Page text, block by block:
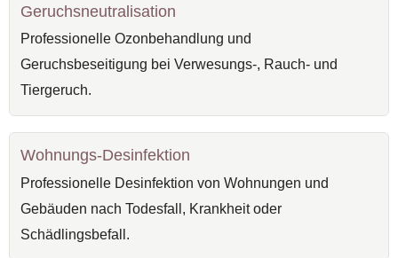
Geruchsneutralisation
Professionelle Ozonbehandlung und
Geruchsbeseitigung bei Verwesungs-, Rauch- und
Tiergeruch.
Wohnungs-Desinfektion
Professionelle Desinfektion von Wohnungen und
Gebäuden nach Todesfall, Krankheit oder
Schädlingsbefall.